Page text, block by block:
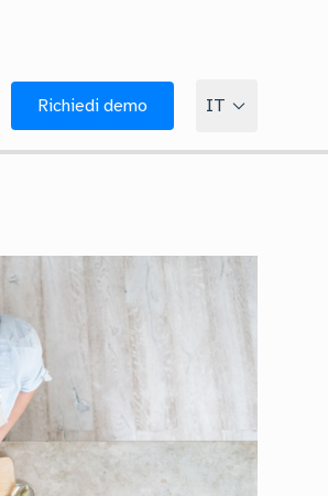
Richiedi demo IT